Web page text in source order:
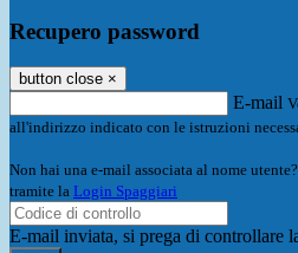
Recupero password
button close ×
E-mail
all'indirizzo indicato con le istruzioni
Non hai una e-mail associata al nome
tramite la Login Spaggiari
E-mail inviata, si prega di controllare